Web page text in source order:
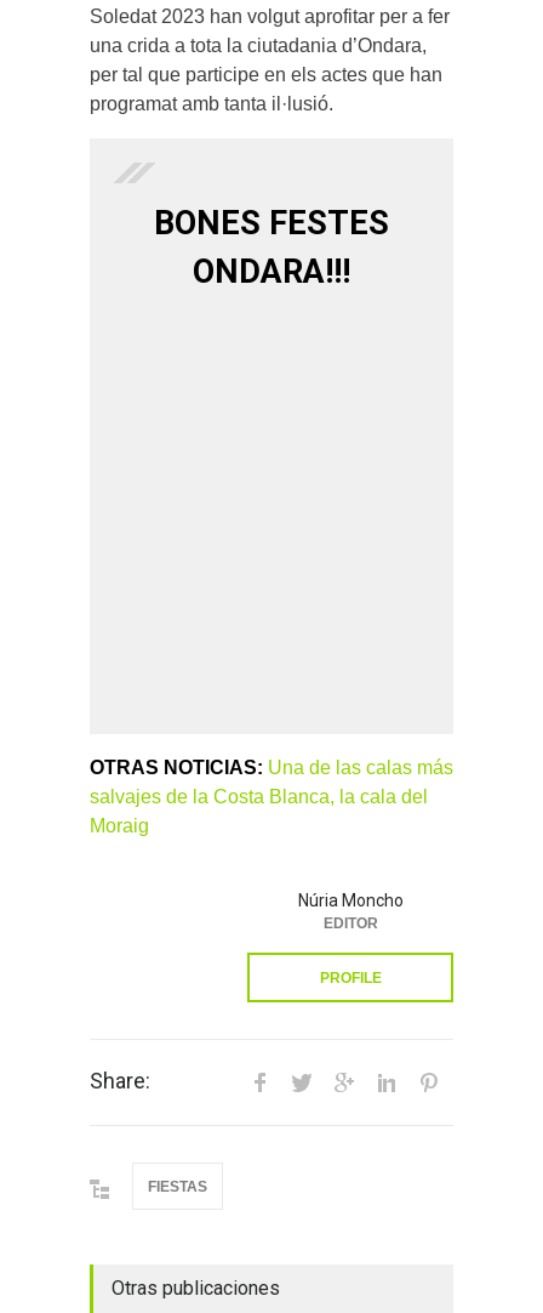
Soledat 2023 han volgut aprofitar per a fer
una crida a tota la ciutadania d’Ondara,
per tal que participe en els actes que han
programat amb tanta il·lusió.
BONES FESTES
ONDARA!!!
OTRAS NOTICIAS: Una de las calas más
salvajes de la Costa Blanca, la cala del
Moraig
Núria Moncho
EDITOR
PROFILE
Share:
FIESTAS
Otras publicaciones